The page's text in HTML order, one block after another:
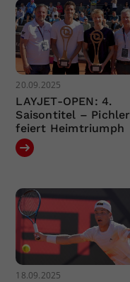
20.09.2025
LAYJET-OPEN: 4.
Saisontitel – Pichler
feiert Heimtriumph
18.09.2025